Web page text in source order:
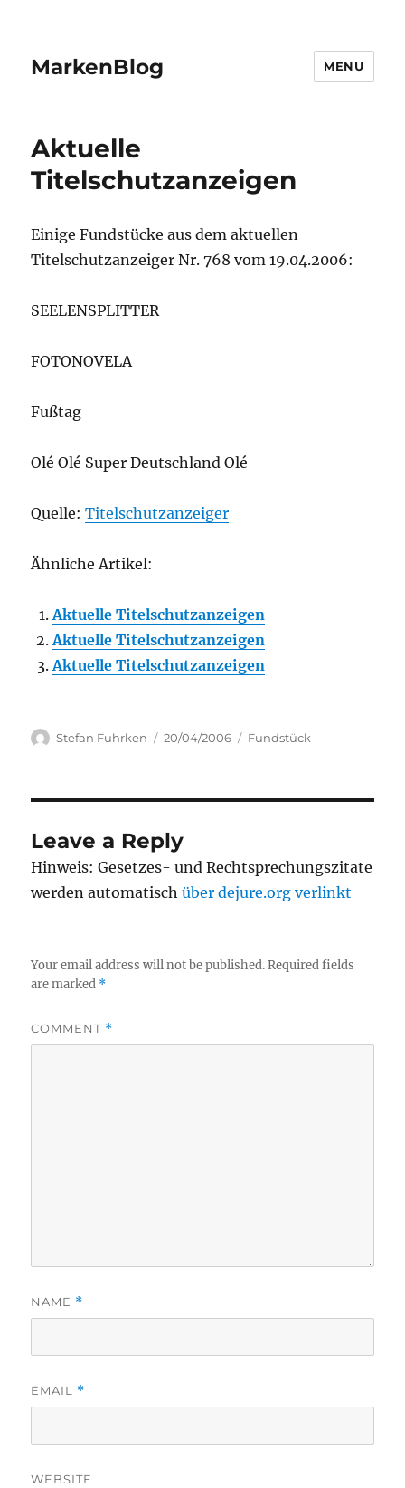
MarkenBlog MENU
Aktuelle
Titelschutzanzeigen
Einige Fundstücke aus dem aktuellen
Titelschutzanzeiger Nr. 768 vom 19.04.2006:
SEELENSPLITTER
FOTONOVELA
Fußtag
Olé Olé Super Deutschland Olé
Quelle:Titelschutzanzeiger
Ähnliche Artikel:
Aktuelle Titelschutzanzeigen
Aktuelle Titelschutzanzeigen
Aktuelle Titelschutzanzeigen
Author
Stefan Fuhrken
Posted
20/04/2006 Categories
Fundstück
Leave a Reply
Hinweis: Gesetzes- und Rechtsprechungszitate
werden automatischüber dejure.org verlinkt
Your email address will not be published. Required fields
are marked *
COMMENT *
NAME *
EMAIL *
WEBSITE